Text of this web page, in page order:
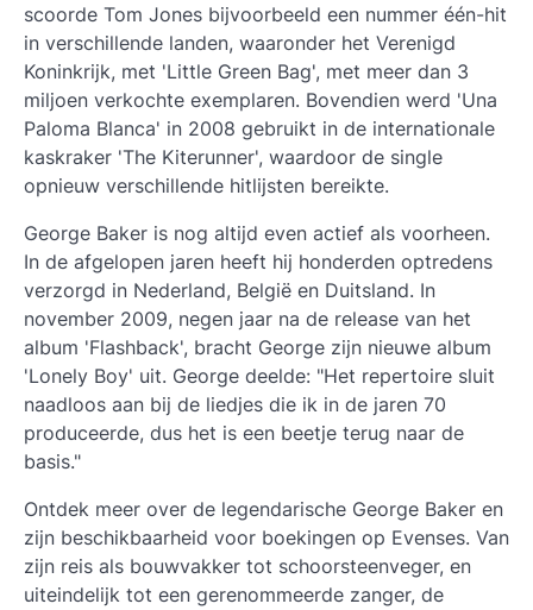
scoorde Tom Jones bijvoorbeeld een nummer één-hit
in verschillende landen, waaronder het Verenigd
Koninkrijk, met 'Little Green Bag', met meer dan 3
miljoen verkochte exemplaren. Bovendien werd 'Una
Paloma Blanca' in 2008 gebruikt in de internationale
kaskraker 'The Kiterunner', waardoor de single
opnieuw verschillende hitlijsten bereikte.
George Baker is nog altijd even actief als voorheen.
In de afgelopen jaren heeft hij honderden optredens
verzorgd in Nederland, België en Duitsland. In
november 2009, negen jaar na de release van het
album 'Flashback', bracht George zijn nieuwe album
'Lonely Boy' uit. George deelde: "Het repertoire sluit
naadloos aan bij de liedjes die ik in de jaren 70
produceerde, dus het is een beetje terug naar de
basis."
Ontdek meer over de legendarische George Baker en
zijn beschikbaarheid voor boekingen op Evenses. Van
zijn reis als bouwvakker tot schoorsteenveger, en
uiteindelijk tot een gerenommeerde zanger, de